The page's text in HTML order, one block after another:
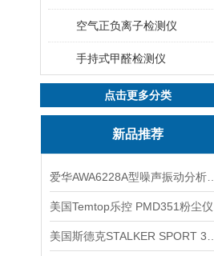
空气正负离子检测仪
手持式甲醛检测仪
点击更多分类
新品推荐